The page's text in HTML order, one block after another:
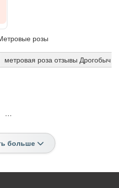
розы
метровая роза отзывы Дрогобыч
…
больше